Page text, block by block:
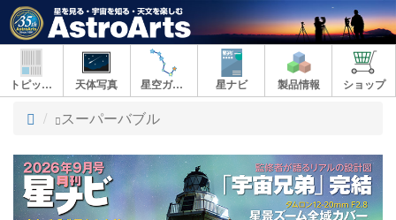
トピックス 天体写真 星空ガイド 星ナビ 製品情報 ショップ
ト
プ
スーパーバブル